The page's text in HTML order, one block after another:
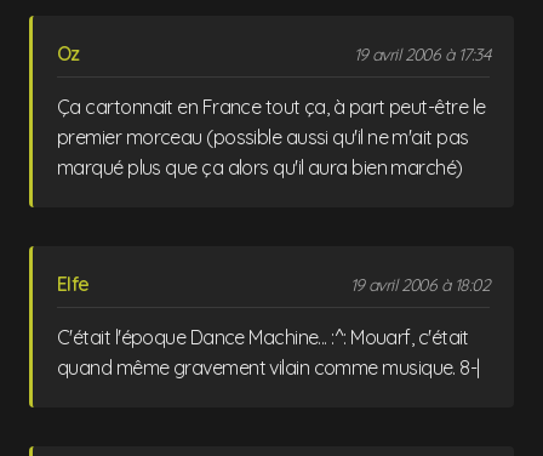
Oz 19 avril 2006 à 17:34
Ça cartonnait en France tout ça, à part peut-être le
premier morceau (possible aussi qu'il ne m'ait pas
marqué plus que ça alors qu'il aura bien marché)
Elfe 19 avril 2006 à 18:02
C'était l'époque Dance Machine... :^: Mouarf, c'était
quand même gravement vilain comme musique. 8-|